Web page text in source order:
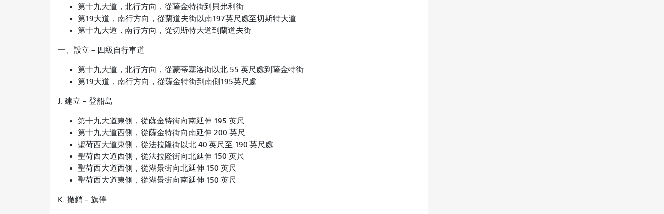
第十九大道，北行方向，從薩金特街到貝弗利街
第19大道，南行方向，從蘭道夫街以南197英尺處至切斯特大道
第十九大道，南行方向，從切斯特大道到蘭道夫街
一、設立－四級自行車道
第十九大道，北行方向，從蒙蒂塞洛街以北 55 英尺處到薩金特街
第19大道，南行方向，從薩金特街到南側195英尺處
J. 建立 – 登船島
第十九大道東側，從薩金特街向南延伸 195 英尺
第十九大道西側，從薩金特街向南延伸 200 英尺
聖荷西大道東側，從法拉隆街以北 40 英尺至 190 英尺處
聖荷西大道西側，從法拉隆街向北延伸 150 英尺
聖荷西大道西側，從湖景街向北延伸 150 英尺
聖荷西大道東側，從湖景街向南延伸 150 英尺
K. 撤銷 – 旗停